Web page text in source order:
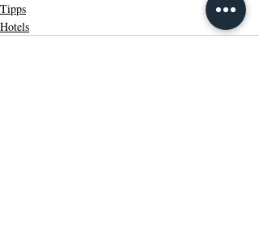
Tipps
Hotels